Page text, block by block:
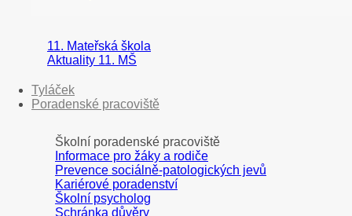
11. Mateřská škola
Aktuality 11. MŠ
Tyláček
Poradenské pracoviště
Školní poradenské pracoviště
Informace pro žáky a rodiče
Prevence sociálně-patologických jevů
Kariérové poradenství
Školní psycholog
Schránka důvěry